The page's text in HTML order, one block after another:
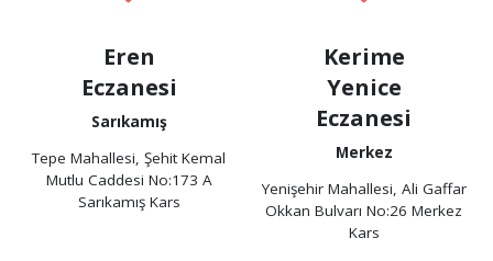
Eren
Eczanesi
Sarıkamış
Tepe Mahallesi, Şehit Kemal
Mutlu Caddesi No:173 A
Sarıkamış Kars
Kerime
Yenice
Eczanesi
Merkez
Yenişehir Mahallesi, Ali Gaffar
Okkan Bulvarı No:26 Merkez
Kars